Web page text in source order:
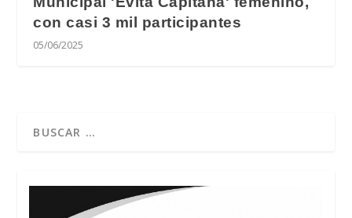
con casi 3 mil participantes
05/06/2025